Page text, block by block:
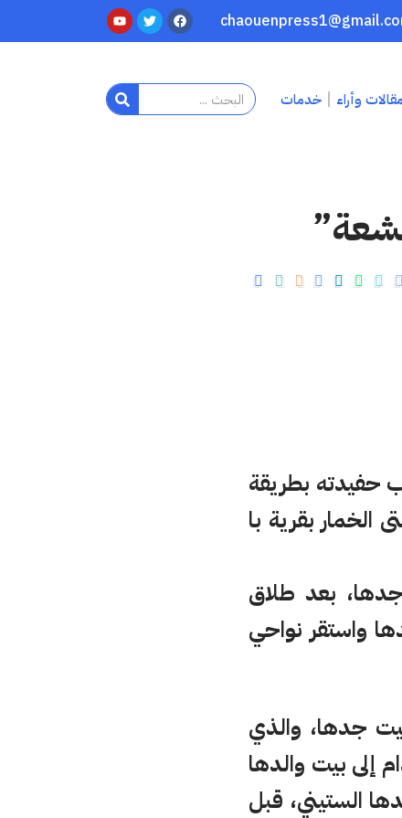
مقالات وأراء خدمات
حفيدته بطريقة
الخمار بقرية با
بعد طلاق
واستقر نواحي
جدها، والذي
إلى بيت والدها
الستيني، قبل